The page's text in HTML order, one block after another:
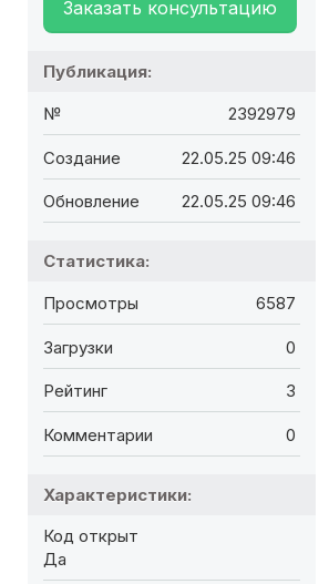
Заказать консультацию
Публикация:
№ 2392979
Создание 22.05.25 09:46
Обновление 22.05.25 09:46
Статистика:
Просмотры 6587
Загрузки 0
Рейтинг 3
Комментарии 0
Характеристики:
Код открыт
Да